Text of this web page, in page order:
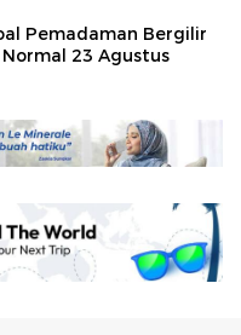
Pemadaman Bergilir
23 Agustus